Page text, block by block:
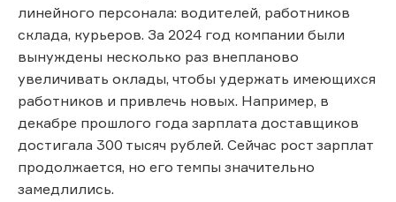
линейного персонала: водителей, работников
склада, курьеров. За 2024 год компании были
вынуждены несколько раз внепланово
увеличивать оклады, чтобы удержать имеющихся
работников и привлечь новых. Например, в
декабре прошлого года зарплата доставщиков
достигала 300 тысяч рублей. Сейчас рост зарплат
продолжается, но его темпы значительно
замедлились.